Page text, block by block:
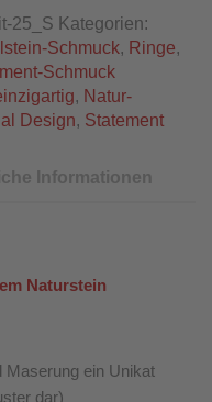
25_S Kategorien:
Schmuck, Ringe,
Schmuck
, Natur-
Design, Statement
Informationen
Naturstein
Maserung ein Unikat
dar)